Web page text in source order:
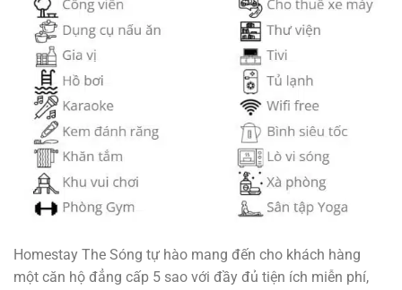
Homestay The Sóng tự hào mang đến cho khách hàng
một căn hộ đẳng cấp 5 sao với đầy đủ tiện ích miễn phí,